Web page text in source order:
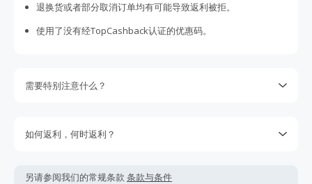
退换货或者部分取消订单均有可能导致返利被拒。
使用了没有经TopCashback认证的优惠码。
需要特别注意什么？
不要取决于期待的返利，因为我们不能保证一定能获取得到返
返利金额可能会根据实际交易情况会有所上下浮动。
如何返利，何时返利？
网上购物。
另请参阅我们的常规条款 条款与条件